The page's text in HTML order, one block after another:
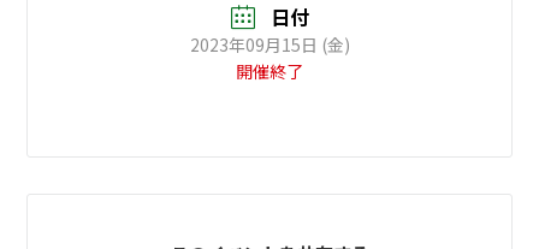
日付
2023年09月15日 (金)
開催終了